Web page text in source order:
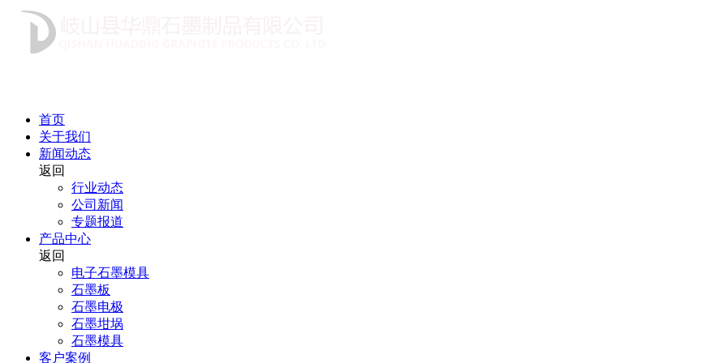
首页
关于我们
新闻动态
返回
行业动态
公司新闻
专题报道
产品中心
返回
电子石墨模具
石墨板
石墨电极
石墨坩埚
石墨模具
客户案例